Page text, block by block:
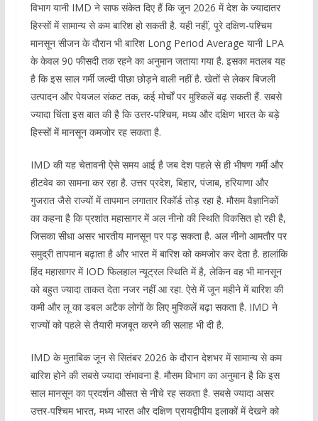
विभाग यानी IMD ने साफ संकेत दिए हैं कि जून 2026 में देश के ज्यादातर
हिस्सों में सामान्य से कम बारिश हो सकती है. यही नहीं, पूरे दक्षिण-पश्चिम
मानसून सीजन के दौरान भी बारिश Long Period Average यानी LPA
के केवल 90 फीसदी तक रहने का अनुमान जताया गया है. इसका मतलब यह
है कि इस साल गर्मी जल्दी पीछा छोड़ने वाली नहीं है. खेतों से लेकर बिजली
उत्पादन और पेयजल संकट तक, कई मोर्चों पर मुश्किलें बढ़ सकती हैं. सबसे
ज्यादा चिंता इस बात की है कि उत्तर-पश्चिम, मध्य और दक्षिण भारत के बड़े
हिस्सों में मानसून कमजोर रह सकता है.
IMD की यह चेतावनी ऐसे समय आई है जब देश पहले से ही भीषण गर्मी और
हीटवेव का सामना कर रहा है. उत्तर प्रदेश, बिहार, पंजाब, हरियाणा और
गुजरात जैसे राज्यों में तापमान लगातार रिकॉर्ड तोड़ रहा है. मौसम वैज्ञानिकों
का कहना है कि प्रशांत महासागर में अल नीनो की स्थिति विकसित हो रही है,
जिसका सीधा असर भारतीय मानसून पर पड़ सकता है. अल नीनो आमतौर पर
समुद्री तापमान बढ़ाता है और भारत में बारिश को कमजोर कर देता है. हालांकि
हिंद महासागर में IOD फिलहाल न्यूट्रल स्थिति में है, लेकिन वह भी मानसून
को बहुत ज्यादा ताकत देता नजर नहीं आ रहा. ऐसे में जून महीने में बारिश की
कमी और लू का डबल अटैक लोगों के लिए मुश्किलें बढ़ा सकता है. IMD ने
राज्यों को पहले से तैयारी मजबूत करने की सलाह भी दी है.
IMD के मुताबिक जून से सितंबर 2026 के दौरान देशभर में सामान्य से कम
बारिश होने की सबसे ज्यादा संभावना है. मौसम विभाग का अनुमान है कि इस
साल मानसून का प्रदर्शन औसत से नीचे रह सकता है. सबसे ज्यादा असर
उत्तर-पश्चिम भारत, मध्य भारत और दक्षिण प्रायद्वीपीय इलाकों में देखने को